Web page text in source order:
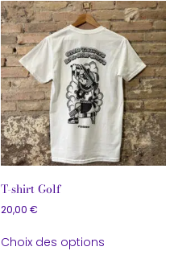
T-shirt Golf
20,00 €
Choix des options